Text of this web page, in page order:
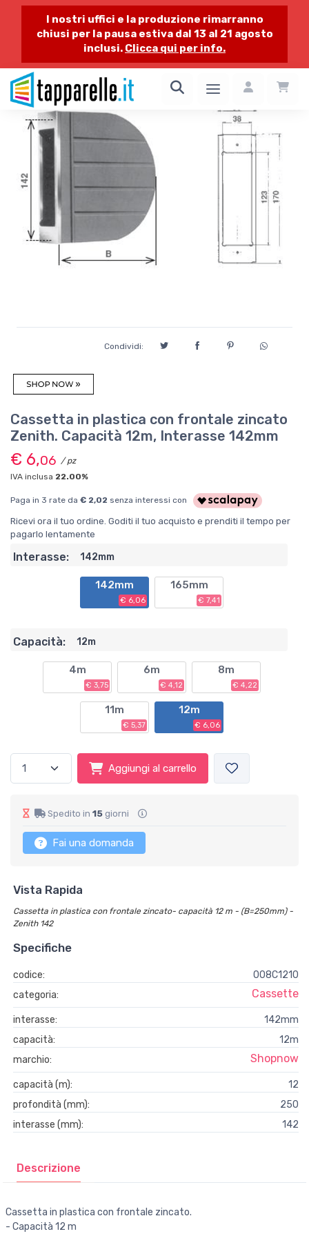
I nostri uffici e la produzione rimarranno
chiusi per la pausa estiva dal 13 al 21 agosto
inclusi. Clicca qui per info.
Condividi:
Cassetta in plastica con frontale zincato
Zenith. Capacità 12m, Interasse 142mm
€ 6,06 / pz
IVA inclusa 22.00%
Paga in 3 rate da € 2,02 senza interessi con
Ricevi ora il tuo ordine. Goditi il tuo acquisto e prenditi il tempo per
pagarlo lentamente
Interasse: 142mm
142mm
€ 6,06
165mm
€ 7,41
Capacità: 12m
4m
€ 3,75
6m
€ 4,12
8m
€ 4,22
11m
€ 5,37
12m
€ 6,06
Aggiungi al carrello
Spedito in 15 giorni
Fai una domanda
Vista Rapida
Cassetta in plastica con frontale zincato- capacità 12 m - (B=250mm) -
Zenith 142
Specifiche
codice:
008C1210
categoria:
Cassette
interasse:
142mm
capacità:
12m
marchio:
Shopnow
capacità (m):
12
profondità (mm):
250
interasse (mm):
142
Descrizione
Cassetta in plastica con frontale zincato.
- Capacità 12 m